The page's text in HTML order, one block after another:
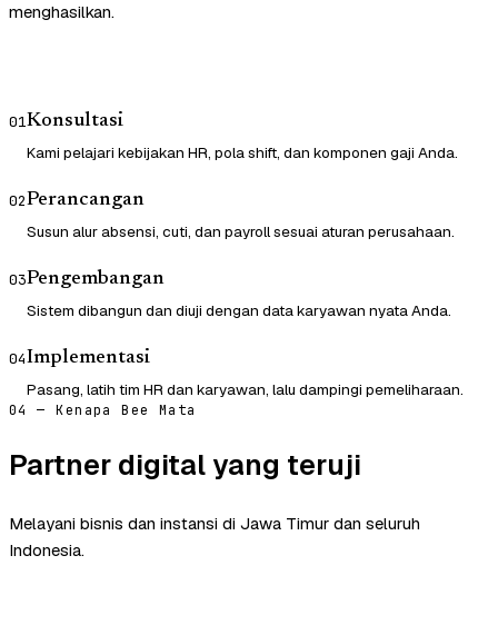
menghasilkan.
01Konsultasi
Kami pelajari kebijakan HR, pola shift, dan komponen gaji Anda.
02Perancangan
Susun alur absensi, cuti, dan payroll sesuai aturan perusahaan.
03Pengembangan
Sistem dibangun dan diuji dengan data karyawan nyata Anda.
04Implementasi
Pasang, latih tim HR dan karyawan, lalu dampingi pemeliharaan.
04 — Kenapa Bee Mata
Partner digital yang teruji
Melayani bisnis dan instansi di Jawa Timur dan seluruh
Indonesia.